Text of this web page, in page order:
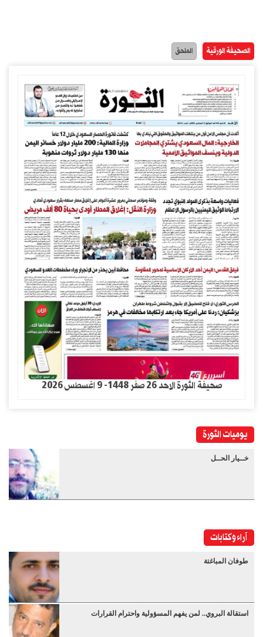
الصحيفة الورقية الملحق
صحيفة الثورة الاحد 26 صفر 1448- 9 اغسطس 2026
يوميات الثورة
خــيار الحــل
آراء وكتابات
طوفان المباغتة
استقالة البروي.. لمن يفهم المسؤولية واحترام القرارات